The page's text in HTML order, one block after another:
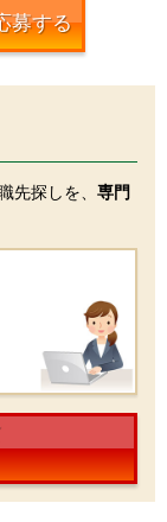
募する
先探しを、 専門